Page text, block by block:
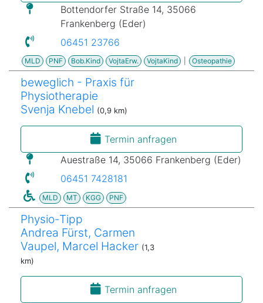
Bottendorfer Straße 14, 35066
Frankenberg (Eder)
06451 23766
MLD PNF Bob.Kind VojtaErw. VojtaKind Osteopathie
beweglich - Praxis für
Physiotherapie
Svenja Knebel (0,9 km)
Termin anfragen
Auestraße 14, 35066 Frankenberg (Eder)
06451 7428181
MLD MT KGG PNF
Physio-Tipp
Andrea Fürst, Carmen
Vaupel, Marcel Hacker (1,3
km)
Termin anfragen